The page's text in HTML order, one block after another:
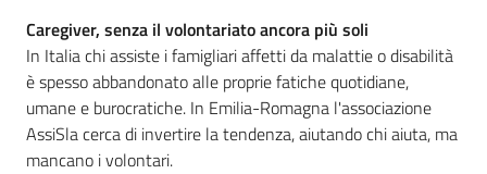
Caregiver, senza il volontariato ancora più soli
In Italia chi assiste i famigliari affetti da malattie o disabilità
è spesso abbandonato alle proprie fatiche quotidiane,
umane e burocratiche. In Emilia-Romagna l'associazione
AssiSla cerca di invertire la tendenza, aiutando chi aiuta, ma
mancano i volontari.